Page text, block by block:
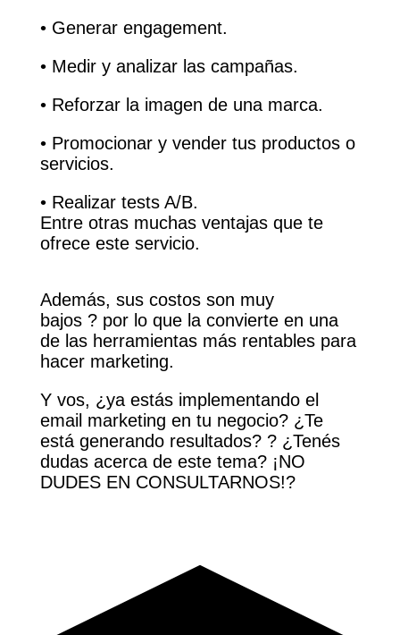
• Generar engagement.
• Medir y analizar las campañas.
• Reforzar la imagen de una marca.
• Promocionar y vender tus productos o
servicios.
• Realizar tests A/B.
Entre otras muchas ventajas que te
ofrece este servicio.
Además, sus costos son muy
bajos ?por lo que la convierte en una
de las herramientas más rentables para
hacer marketing.
Y vos, ¿ya estás implementando el
email marketing en tu negocio? ¿Te
está generando resultados? ?¿Tenés
dudas acerca de este tema? ¡NO
DUDES EN CONSULTARNOS!?